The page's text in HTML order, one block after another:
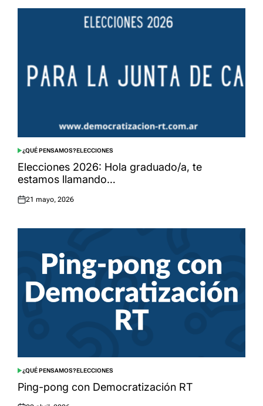
POSTED
IN
¿QUÉ PENSAMOS?ELECCIONES
Elecciones 2026: Hola graduado/a, te
estamos llamando…
Posted
21 mayo, 2026
POSTED
IN
¿QUÉ PENSAMOS?ELECCIONES
Ping-pong con Democratización RT